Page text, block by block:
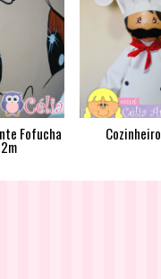
Fofucha